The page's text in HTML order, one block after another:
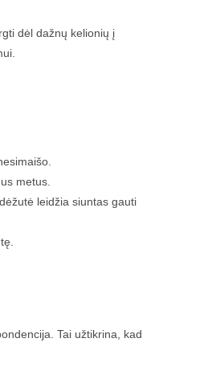
dėl dažnų kelionių į
metus.
leidžia siuntas gauti
Tai užtikrina, kad